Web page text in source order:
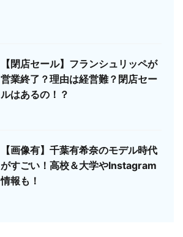
【閉店セール】フランシュリッペが
営業終了？理由は経営難？閉店セー
ルはあるの！？
【画像有】千葉有希奈のモデル時代
がすごい！高校＆大学やInstagram
情報も！